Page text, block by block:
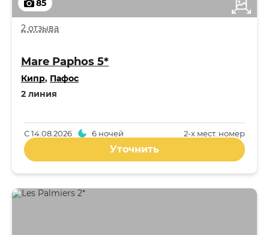
85
2 отзыва
Mare Paphos 5*
Кипр, Пафос
2 линия
2-x мест. номер
С14.08.2026 6 ночей
Уточнить